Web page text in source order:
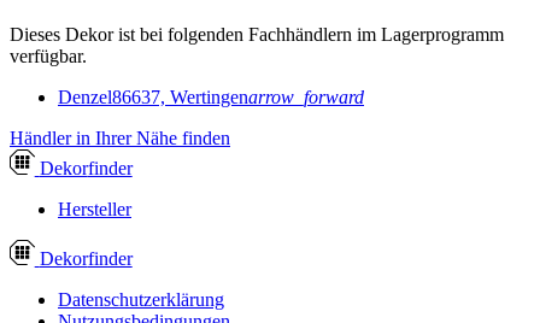
Dieses Dekor ist bei folgenden Fachhändlern im Lagerprogramm
verfügbar.
Denzel86637, Wertingenarrow_forward
Händler in Ihrer Nähe finden
Dekorfinder
Hersteller
Dekorfinder
Datenschutzerklärung